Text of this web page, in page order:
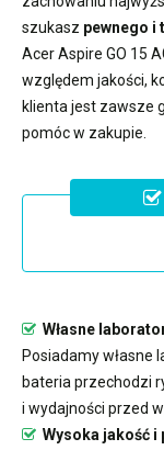
szukasz pewnego i
Acer Aspire GO 15
względem jakości,
klienta jest zawsze
pomóc w zakupie.
Własne
Posiadamy własne
bateria przechodzi
i wydajności przed
Wysoka jakość i